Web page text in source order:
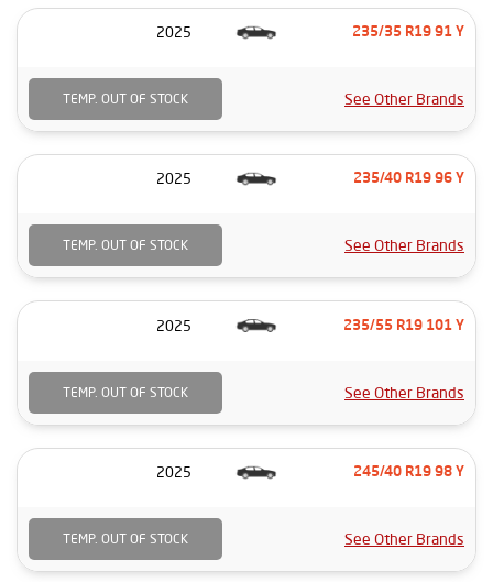
235/35 R19 91 Y
2025
See Other Brands
TEMP. OUT OF STOCK
235/40 R19 96 Y
2025
See Other Brands
TEMP. OUT OF STOCK
235/55 R19 101 Y
2025
See Other Brands
TEMP. OUT OF STOCK
245/40 R19 98 Y
2025
See Other Brands
TEMP. OUT OF STOCK